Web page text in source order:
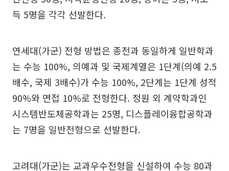
득 5명을 각각 선발한다.
연세대(가군) 전형 방법은 종전과 동일하게 일반학과
는 수능 100%, 의예과 및 국제계열은 1단계(의예 2.5
배수, 국제 3배수)가 수능 100%, 2단계는 1단계 성적
90%와 면접 10%로 전형한다. 정원 외 계약학과인
시스템반도체공학과는 25명, 디스플레이융합공학과
는 7명을 일반전형으로 선발한다.
고려대(가군)는 교과우수전형을 신설하여 수능 80과